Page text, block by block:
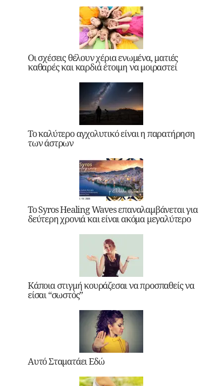
Οι σχέσεις θέλουν χέρια ενωμένα, ματιές
καθαρές και καρδιά έτοιμη να μοιραστεί
Το καλύτερο αγχολυτικό είναι η παρατήρηση
των άστρων
Το Syros Healing Waves επαναλαμβάνεται για
δεύτερη χρονιά και είναι ακόμα μεγαλύτερο
Κάποια στιγμή κουράζεσαι να προσπαθείς να
είσαι “σωστός”
Αυτό Σταματάει Εδώ